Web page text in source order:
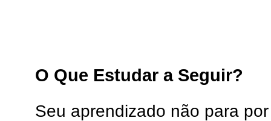
O Que Estudar a Seguir?
Seu aprendizado não para